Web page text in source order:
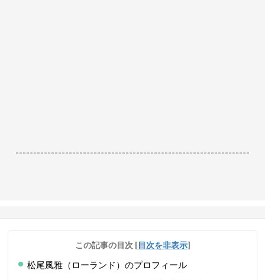
------------------------------------------------------------------
この記事の目次 [目次を非表示]
松尾風雅（ローランド）のプロフィール